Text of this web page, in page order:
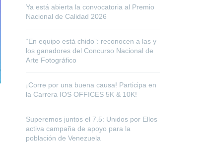
Ya está abierta la convocatoria al Premio
Nacional de Calidad 2026
“En equipo está chido”: reconocen a las y
los ganadores del Concurso Nacional de
Arte Fotográfico
¡Corre por una buena causa! Participa en
la Carrera IOS OFFICES 5K & 10K!
Superemos juntos el 7.5: Unidos por Ellos
activa campaña de apoyo para la
población de Venezuela